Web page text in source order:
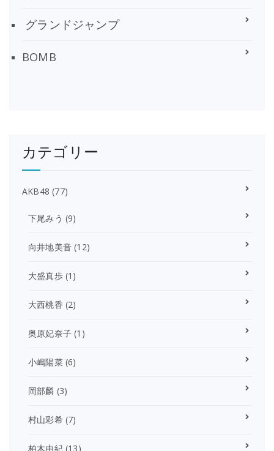
グランドジャンプ
BOMB
カテゴリー
AKB48 (77)
下尾みう (9)
向井地美音 (12)
大盛真歩(1)
大西桃香 (2)
奥原妃奈子 (1)
小嶋陽菜(6)
岡部麟 (3)
村山彩希(7)
柏木由紀(13)